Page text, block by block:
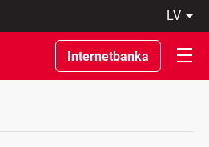
Internetbanka